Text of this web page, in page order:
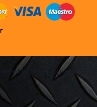
by Shoppagina.nl